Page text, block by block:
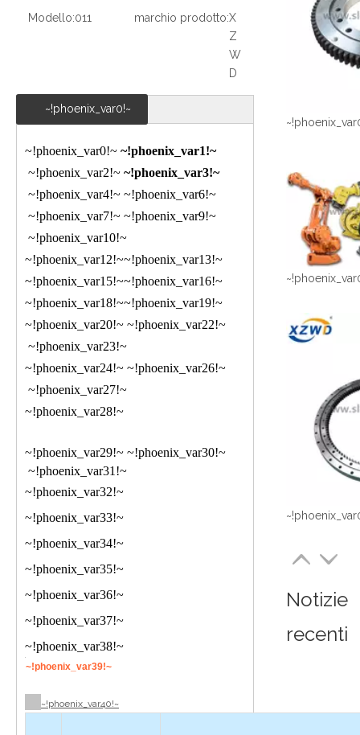
Modello:011 marchio prodotto:X
Z
W
D
~!phoenix_var0!~
~!phoenix_var0!~ ~!phoenix_var1!~
~!phoenix_var2!~ ~!phoenix_var3!~
~!phoenix_var4!~ ~!phoenix_var6!~
~!phoenix_var7!~ ~!phoenix_var9!~
~!phoenix_var10!~
~!phoenix_var12!~~!phoenix_var13!~
~!phoenix_var15!~~!phoenix_var16!~
~!phoenix_var18!~~!phoenix_var19!~
~!phoenix_var20!~ ~!phoenix_var22!~
~!phoenix_var23!~
~!phoenix_var24!~ ~!phoenix_var26!~
~!phoenix_var27!~
~!phoenix_var28!~
~!phoenix_var29!~ ~!phoenix_var30!~
~!phoenix_var31!~
~!phoenix_var32!~
~!phoenix_var33!~
~!phoenix_var34!~
~!phoenix_var35!~
~!phoenix_var36!~
~!phoenix_var37!~
~!phoenix_var38!~
~!phoenix_var39!~
~!phoenix_var40!~
Notizie
recenti